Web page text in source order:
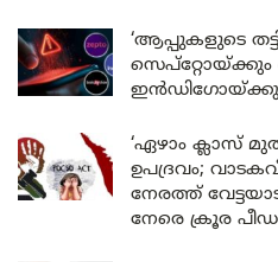
‘ആപ്പുകളുടെ
‘ഏഴാം ക്ലാസ്
ഉപദ്രവം;
നേരത്ത്
നേരെ ക്രൂര